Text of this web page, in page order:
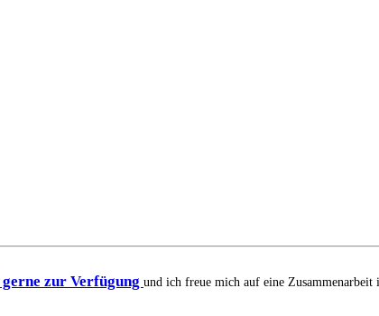
zur Verfügung und ich freue mich auf eine Zusammenarbeit